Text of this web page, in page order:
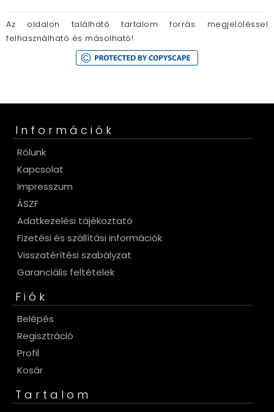
Az oldalon található tartalom forrás megjelöléssel
felhasználható és másolható!
Információk
Rólunk
Kapcsolat
Impresszum
ÁSZF
Adatkezelési tájékoztató
Fizetési és szállítási információk
Visszatérítési szabályzat
Garanciális feltételek
Fiók
Belépés
Regisztráció
Profil
Kosár
Tartalom